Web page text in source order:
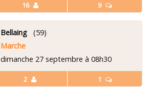
16 9
2 1
Bellaing(59)
Marche
dimanche 27 septembre à 08h30